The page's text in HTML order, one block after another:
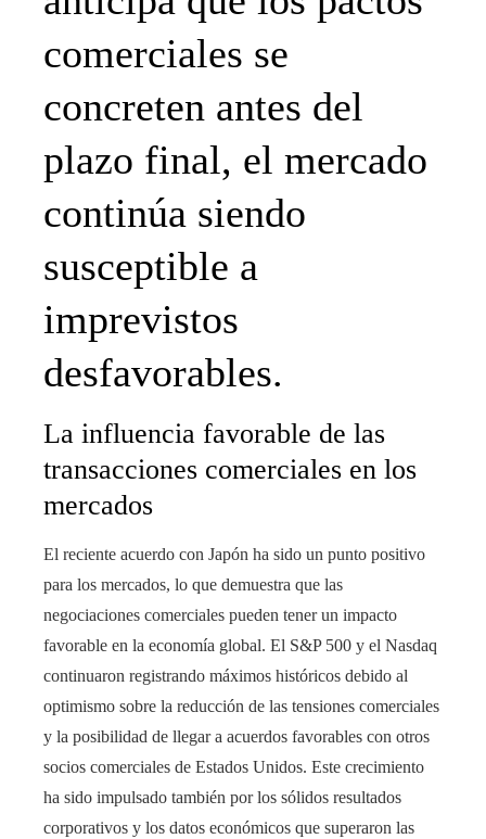
comerciales se
concreten antes del
plazo final, el mercado
continúa siendo
susceptible a
imprevistos
desfavorables.
La influencia favorable de las
transacciones comerciales en los
mercados
El reciente acuerdo con Japón ha sido un punto positivo
para los mercados, lo que demuestra que las
negociaciones comerciales pueden tener un impacto
favorable en la economía global. El S&P 500 y el Nasdaq
continuaron registrando máximos históricos debido al
optimismo sobre la reducción de las tensiones comerciales
y la posibilidad de llegar a acuerdos favorables con otros
socios comerciales de Estados Unidos. Este crecimiento
ha sido impulsado también por los sólidos resultados
corporativos y los datos económicos que superaron las